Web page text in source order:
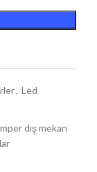
, Led
dış mekan